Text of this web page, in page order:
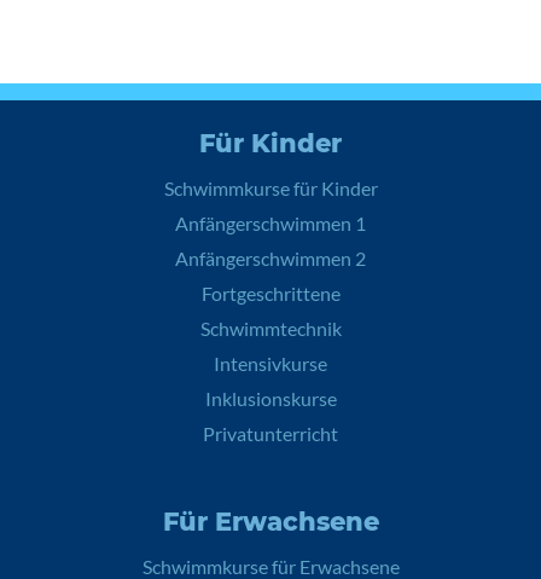
Für Kinder
Schwimmkurse für Kinder
Anfängerschwimmen 1
Anfängerschwimmen 2
Fortgeschrittene
Schwimmtechnik
Intensivkurse
Inklusionskurse
Privatunterricht
Für Erwachsene
Schwimmkurse für Erwachsene